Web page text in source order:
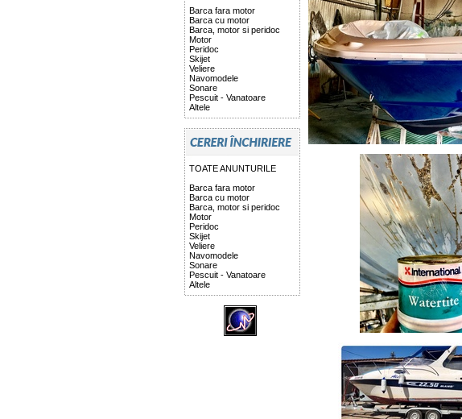
Barca fara motor
Barca cu motor
Barca, motor si peridoc
Motor
Peridoc
Skijet
Veliere
Navomodele
Sonare
Pescuit - Vanatoare
Altele
TOATE ANUNTURILE
Barca fara motor
Barca cu motor
Barca, motor si peridoc
Motor
Peridoc
Skijet
Veliere
Navomodele
Sonare
Pescuit - Vanatoare
Altele